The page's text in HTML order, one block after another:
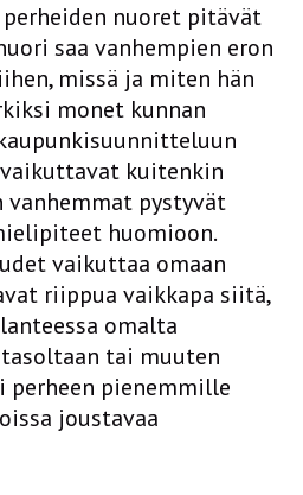
nuoret pitävät
saa vanhempien eron
missä ja miten hän
monet kunnan
kuitenkin
vanhemmat pystyvät
huomioon.
vaikuttaa omaan
riippua vaikkapa siitä,
omalta
tai muuten
pienemmille
joustavaa